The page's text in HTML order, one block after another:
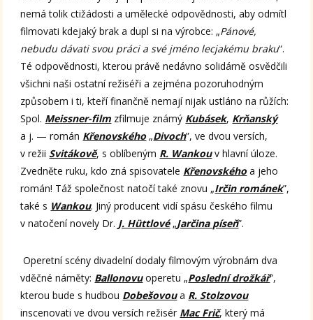
nemá tolik ctižádosti a umělecké odpovědnosti, aby odmítl
filmovati kdejaký brak a dupl si na výrobce: „Pánové,
nebudu dávati svou práci a své jméno lecjakému braku“.
Té odpovědnosti, kterou právě nedávno solidárně osvědčili
všichni naši ostatní režiséři a zejména pozoruhodným
způsobem i ti, kteří finančně nemají nijak ustláno na růžích:
Spol. Meissner-film zfilmuje známý Kubásek, Krňanský
a j. — román Křenovského„Divoch”, ve dvou versích,
v režiiSvitákově, s oblíbeným R. Wankouv hlavní úloze.
Zvedněte ruku, kdo zná spisovatele Křenovskéhoa jeho
román! Táž společnost natočí také znovu „Irčin románek”,
také s Wankou. Jiný producent vidí spásu českého filmu
v natočení novely Dr. J. Hüttlové„Jarčina píseň”.
Operetní scény divadelní dodaly filmovým výrobnám dva
vděčné náměty: Ballonovuoperetu „Poslední drožkář”,
kterou bude s hudbou Dobešovoua R. Stolzovou
inscenovati ve dvou versích režisér Mac Frič, který má